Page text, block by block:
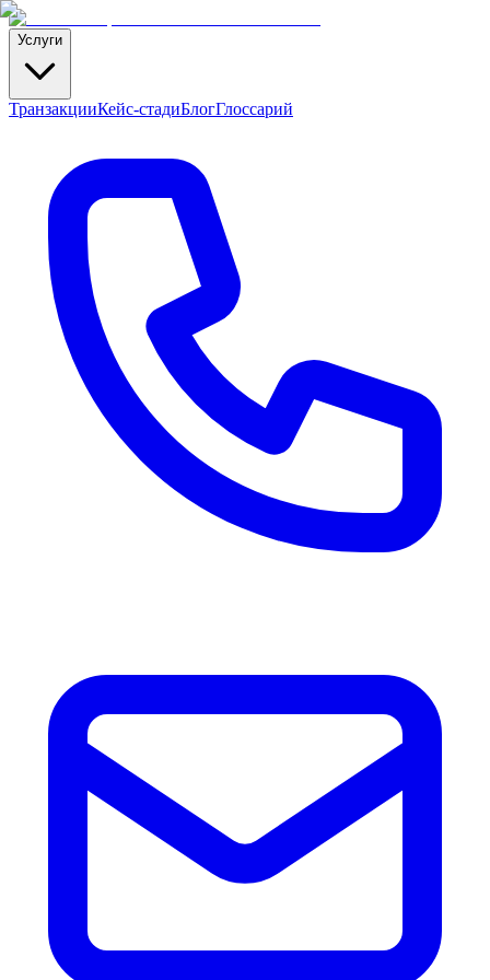
Услуги
ТранзакцииКейс-стадиБлогГлоссарий